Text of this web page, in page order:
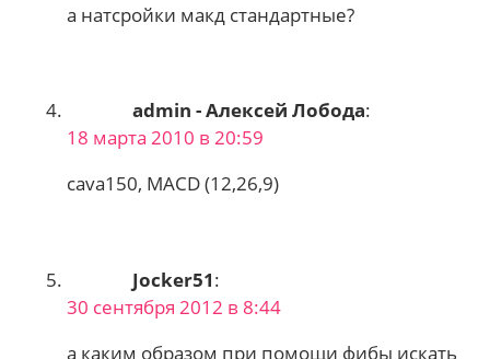
а натсройки макд стандартные?
admin - Алексей Лобода:
18 марта 2010 в 20:59
cava150, MACD (12,26,9)
Jocker51:
30 сентября 2012 в 8:44
а каким образом при помощи фибы искать